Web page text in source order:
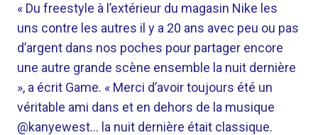
« Du freestyle à l’extérieur du magasin Nike les
uns contre les autres il y a 20 ans avec peu ou pas
d’argent dans nos poches pour partager encore
une autre grande scène ensemble la nuit dernière
», a écrit Game. « Merci d’avoir toujours été un
véritable ami dans et en dehors de la musique
@kanyewest… la nuit dernière était classique.